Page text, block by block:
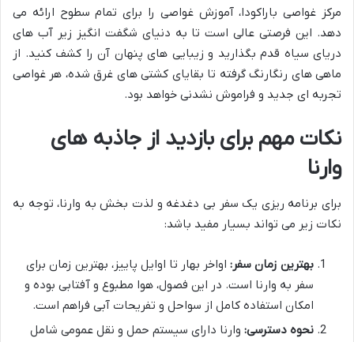
مرکز غواصی باراکودا، آموزش غواصی را برای تمام سطوح ارائه می
دهد. این فرصتی عالی است تا به دنیای شگفت انگیز زیر آب های
دریای سیاه قدم بگذارید و زیبایی های پنهان آن را کشف کنید. از
ماهی های رنگارنگ گرفته تا بقایای کشتی های غرق شده، هر غواصی
تجربه ای جدید و فراموش نشدنی خواهد بود.
نکات مهم برای بازدید از جاذبه های
وارنا
برای برنامه ریزی یک سفر بی دغدغه و لذت بخش به وارنا، توجه به
نکات زیر می تواند بسیار مفید باشد:
بهترین زمان سفر: اواخر بهار تا اوایل پاییز، بهترین زمان برای
سفر به وارنا است. در این فصول، هوا مطبوع و آفتابی بوده و
امکان استفاده کامل از سواحل و تفریحات آبی فراهم است.
نحوه دسترسی: وارنا دارای سیستم حمل و نقل عمومی شامل